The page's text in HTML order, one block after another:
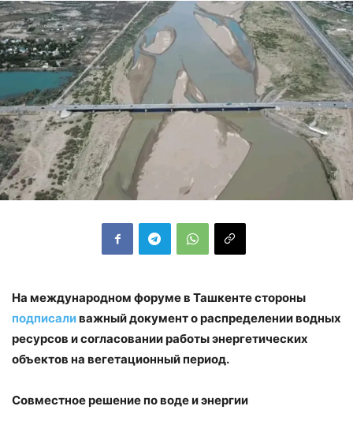
На международном форуме в Ташкенте стороны
подписаливажный документ о распределении водных
ресурсов и согласовании работы энергетических
объектов на вегетационный период.
Совместное решение по воде и энергии